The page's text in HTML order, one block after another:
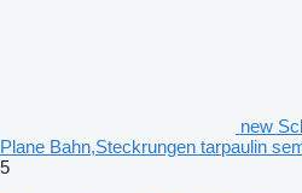
new
Plane Bahn,Steckrungen tarpaulin
5